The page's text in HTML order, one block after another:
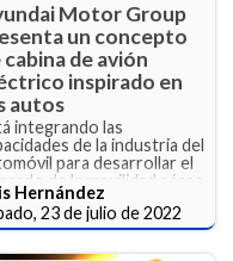
Motor Group
un concepto
cabina de avión
inspirado en
autos
integrando las
de la industria del
para desarrollar el
de la movilidad aérea
Hernández
23 de julio de 2022